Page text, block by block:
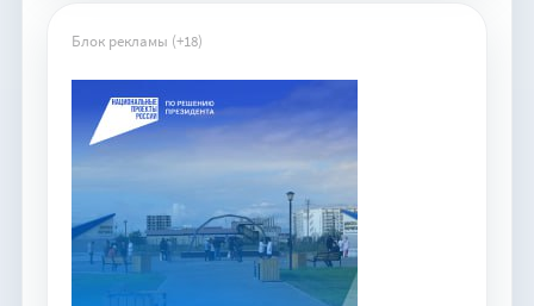
Блок рекламы (+18)